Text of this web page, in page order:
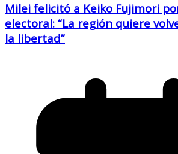
Milei felicitó a Keiko Fujimori
electoral: “La región quiere
la libertad”